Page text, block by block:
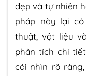
đẹp và tự nhiên
pháp này lại
thuật, vật liệu
phân tích chi
cái nhìn rõ